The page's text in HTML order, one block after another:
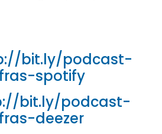
bit.ly/podcast-
spotify
bit.ly/podcast-
deezer